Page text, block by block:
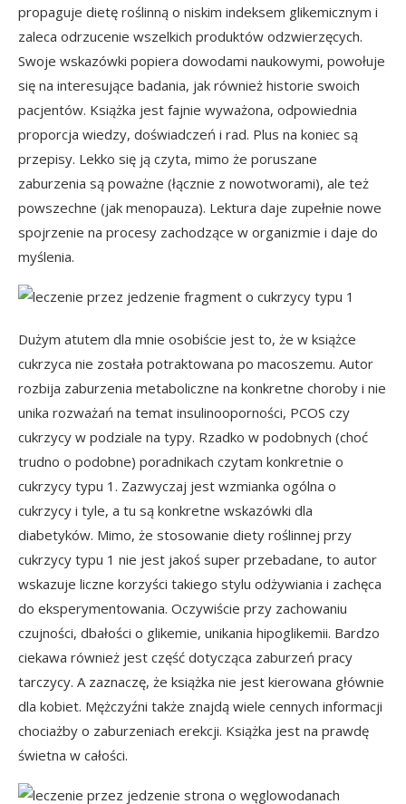
propaguje dietę roślinną o niskim indeksem glikemicznym i
zaleca odrzucenie wszelkich produktów odzwierzęcych.
Swoje wskazówki popiera dowodami naukowymi, powołuje
się na interesujące badania, jak również historie swoich
pacjentów. Książka jest fajnie wyważona, odpowiednia
proporcja wiedzy, doświadczeń i rad. Plus na koniec są
przepisy. Lekko się ją czyta, mimo że poruszane
zaburzenia są poważne (łącznie z nowotworami), ale też
powszechne (jak menopauza). Lektura daje zupełnie nowe
spojrzenie na procesy zachodzące w organizmie i daje do
myślenia.
Dużym atutem dla mnie osobiście jest to, że w książce
cukrzyca nie została potraktowana po macoszemu. Autor
rozbija zaburzenia metaboliczne na konkretne choroby i nie
unika rozważań na temat insulinooporności, PCOS czy
cukrzycy w podziale na typy. Rzadko w podobnych (choć
trudno o podobne) poradnikach czytam konkretnie o
cukrzycy typu 1. Zazwyczaj jest wzmianka ogólna o
cukrzycy i tyle, a tu są konkretne wskazówki dla
diabetyków. Mimo, że stosowanie diety roślinnej przy
cukrzycy typu 1 nie jest jakoś super przebadane, to autor
wskazuje liczne korzyści takiego stylu odżywiania i zachęca
do eksperymentowania. Oczywiście przy zachowaniu
czujności, dbałości o glikemie, unikania hipoglikemii. Bardzo
ciekawa również jest część dotycząca zaburzeń pracy
tarczycy. A zaznaczę, że książka nie jest kierowana głównie
dla kobiet. Mężczyźni także znajdą wiele cennych informacji
chociażby o zaburzeniach erekcji. Książka jest na prawdę
świetna w całości.